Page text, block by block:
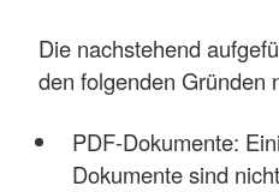
Die nachstehend
den folgenden Gründen
PDF-Dokumente:
Dokumente sind